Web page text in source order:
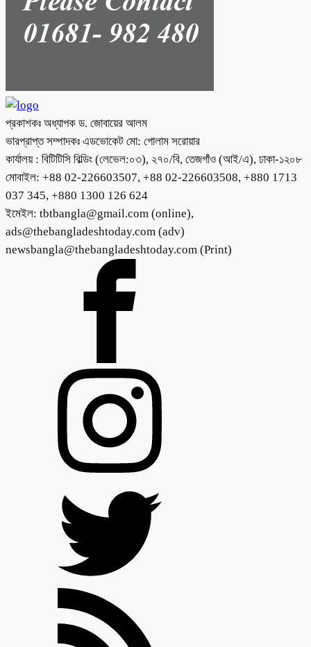
প্রকাশকঃ অধ্যাপক ড. জোবায়ের আলম
ভারপ্রাপ্ত সম্পাদকঃ এডভোকেট মো: গোলাম সরোয়ার
কার্যালয় : বিটিটিসি বিল্ডিং (লেভেল:০৩), ২৭০/বি, তেজগাঁও (আই/এ), ঢাকা-১২০৮
মোবাইল: +88 02-226603507, +88 02-226603508, +880 1713
037 345, +880 1300 126 624
ইমেইল: tbtbangla@gmail.com (online),
ads@thebangladeshtoday.com (adv)
newsbangla@thebangladeshtoday.com (Print)